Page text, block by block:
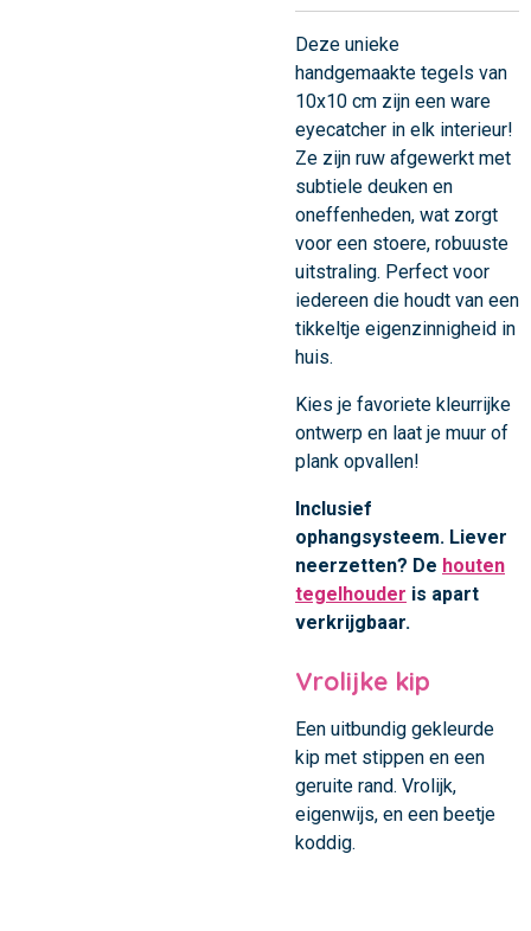
Deze unieke
handgemaakte tegels van
10x10 cm zijn een ware
eyecatcher in elk interieur!
Ze zijn ruw afgewerkt met
subtiele deuken en
oneffenheden, wat zorgt
voor een stoere, robuuste
uitstraling. Perfect voor
iedereen die houdt van een
tikkeltje eigenzinnigheid in
huis.
Kies je favoriete kleurrijke
ontwerp en laat je muur of
plank opvallen!
Inclusief
ophangsysteem. Liever
neerzetten? De houten
tegelhouder is apart
verkrijgbaar.
Vrolijke kip
Een uitbundig gekleurde
kip met stippen en een
geruite rand. Vrolijk,
eigenwijs, en een beetje
koddig.